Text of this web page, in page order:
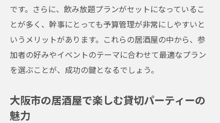
プライベート空間を提供する居酒屋の魅力
忘年会に最適な大阪市の居酒屋個室で特別な夜
を演出
大阪市の居酒屋個室で楽しむ特別な宴会
個室居酒屋で忘年会を成功させるアイデア
居酒屋個室で提供される特別な料理とサー
です。さらに、飲み放題プランがセットになっているこ
とが多く、幹事にとっても予算管理が非常にしやすいと
いうメリットがあります。これらの居酒屋の中から、参
加者の好みやイベントのテーマに合わせて最適なプラン
を選ぶことが、成功の鍵となるでしょう。
大阪市の居酒屋で楽しむ貸切パーティーの
魅力